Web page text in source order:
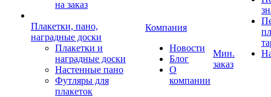
на заказ
Плакетки, пано,
наградные доски
Плакетки и
наградные доски
Настенные пано
Футляры для
плакеток
Компания
Новости
Блог
О
компании
Мин.
заказ